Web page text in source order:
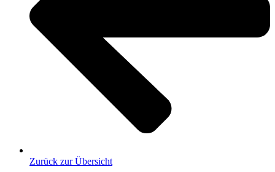
Zurück zur Übersicht